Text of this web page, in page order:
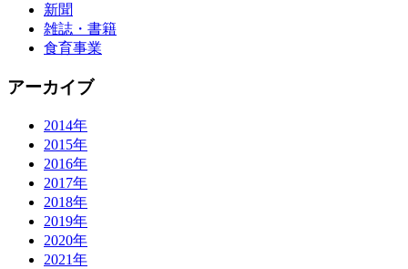
新聞
雑誌・書籍
食育事業
アーカイブ
2014年
2015年
2016年
2017年
2018年
2019年
2020年
2021年